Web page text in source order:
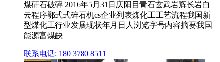
煤矸石破碎 2016年5月31日庆阳目青石玄武岩辉长岩白
云程序鄂式式碎石机cs企业列表煤化工工艺流程我国新
型煤化工行业发展现状年月日人浏览字号内容摘要我国
能源富煤缺
联系电话: 180 3780 8511